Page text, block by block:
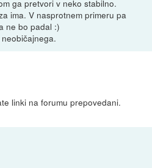
ga pretvori v neko stabilno.
ima. V nasprotnem primeru pa
ne bo padal :)
linki na forumu prepovedani.